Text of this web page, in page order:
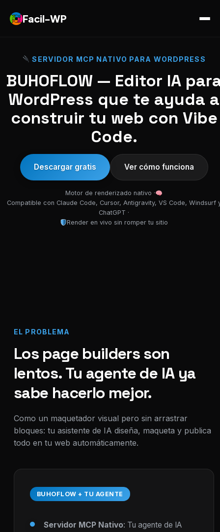
Facil-WP
SERVIDOR MCP NATIVO PARA WORDPRESS
BUHOFLOW — Editor IA
WordPress que te ayuda a
construir tu web con Vibe
Code.
Descargar gratis Ver cómo funciona
Motor de renderizado nativo ·
Compatible con Claude Code, Cursor, Antigravity, VS Code, Windsurf
ChatGPT ·
Render en vivo sin romper tu sitio
EL PROBLEMA
Los page builders son
lentos. Tu agente de IA ya
sabe hacerlo mejor.
Como un maquetador visual pero sin arrastrar
bloques: tu asistente de IA diseña, maqueta y publica
todo en tu web automáticamente.
BUHOFLOW + TU AGENTE
Servidor MCP Nativo: Tu agente de IA